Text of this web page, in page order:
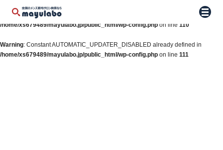
Warning: Constant WP_AUTO_UPDATE_CORE already defined in
/home/xs679489/mayulabo.jp/public_html/wp-config.php on line 110
Warning: Constant AUTOMATIC_UPDATER_DISABLED already defined in
/home/xs679489/mayulabo.jp/public_html/wp-config.php on line 111
メニ